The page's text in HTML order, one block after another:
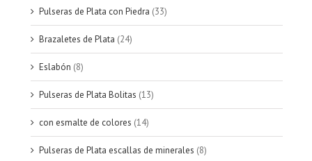
Pulseras de Plata con Piedra (33)
Brazaletes de Plata (24)
Eslabón (8)
Pulseras de Plata Bolitas (13)
con esmalte de colores (14)
Pulseras de Plata escallas de minerales (8)